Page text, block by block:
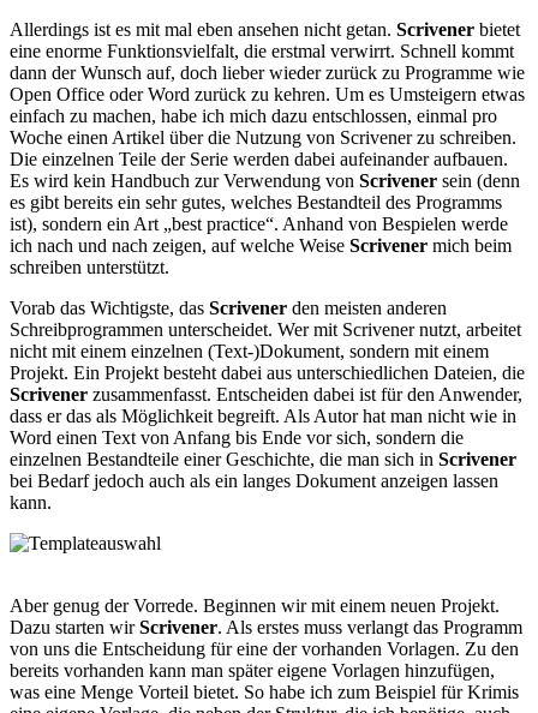
Allerdings ist es mit mal eben ansehen nicht getan. Scrivener bietet
eine enorme Funktionsvielfalt, die erstmal verwirrt. Schnell kommt
dann der Wunsch auf, doch lieber wieder zurück zu Programme wie
Open Office oder Word zurück zu kehren. Um es Umsteigern etwas
einfach zu machen, habe ich mich dazu entschlossen, einmal pro
Woche einen Artikel über die Nutzung von Scrivener zu schreiben.
Die einzelnen Teile der Serie werden dabei aufeinander aufbauen.
Es wird kein Handbuch zur Verwendung von Scrivener sein (denn
es gibt bereits ein sehr gutes, welches Bestandteil des Programms
ist), sondern ein Art „best practice“. Anhand von Bespielen werde
ich nach und nach zeigen, auf welche Weise Scrivener mich beim
schreiben unterstützt.
Vorab das Wichtigste, das Scrivener den meisten anderen
Schreibprogrammen unterscheidet. Wer mit Scrivener nutzt, arbeitet
nicht mit einem einzelnen (Text-)Dokument, sondern mit einem
Projekt. Ein Projekt besteht dabei aus unterschiedlichen Dateien, die
Scrivener zusammenfasst. Entscheiden dabei ist für den Anwender,
dass er das als Möglichkeit begreift. Als Autor hat man nicht wie in
Word einen Text von Anfang bis Ende vor sich, sondern die
einzelnen Bestandteile einer Geschichte, die man sich in Scrivener
bei Bedarf jedoch auch als ein langes Dokument anzeigen lassen
kann.
Aber genug der Vorrede. Beginnen wir mit einem neuen Projekt.
Dazu starten wirScrivener. Als erstes muss verlangt das Programm
von uns die Entscheidung für eine der vorhanden Vorlagen. Zu den
bereits vorhanden kann man später eigene Vorlagen hinzufügen,
was eine Menge Vorteil bietet. So habe ich zum Beispiel für Krimis